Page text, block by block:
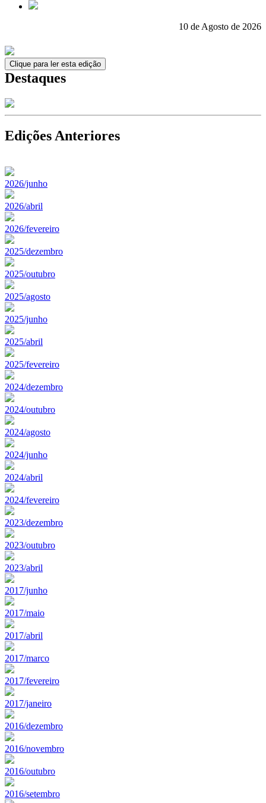
10 de Agosto de 2026
Clique para ler esta edição
Destaques
Edições Anteriores
2026/junho
2026/abril
2026/fevereiro
2025/dezembro
2025/outubro
2025/agosto
2025/junho
2025/abril
2025/fevereiro
2024/dezembro
2024/outubro
2024/agosto
2024/junho
2024/abril
2024/fevereiro
2023/dezembro
2023/outubro
2023/abril
2017/junho
2017/maio
2017/abril
2017/marco
2017/fevereiro
2017/janeiro
2016/dezembro
2016/novembro
2016/outubro
2016/setembro